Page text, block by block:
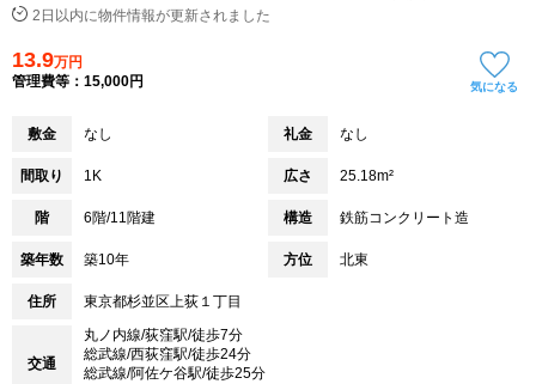
2日以内に物件情報が更新されました
13.9万円
管理費等：15,000円
気になる
敷金 なし 礼金 なし
間取り 1K 広さ 25.18m²
階 6階/11階建 構造 鉄筋コンクリート造
築年数 築10年 方位 北東
住所 東京都杉並区上荻１丁目
交通
丸ノ内線/荻窪駅/徒歩7分
総武線/西荻窪駅/徒歩24分
総武線/阿佐ケ谷駅/徒歩25分